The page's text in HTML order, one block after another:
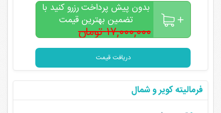
بدون پیش پرداخت رزرو کنید با
تضمین بهترین قیمت
۱۷,۰۰۰,۰۰۰ تومان
۱۳,۰۰۰,۰۰۰تومان
دریافت قیمت
فرمالیته کویر و شمال